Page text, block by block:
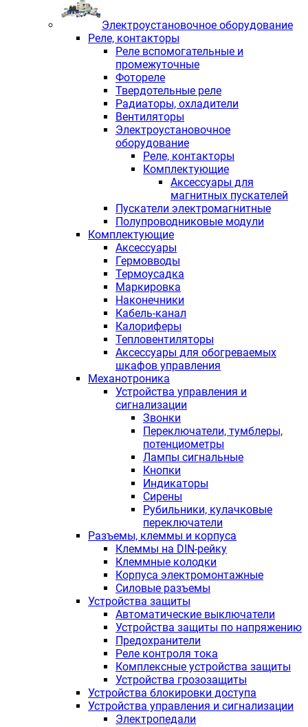
Электроустановочное оборудование
Реле, контакторы
Реле вспомогательные и
промежуточные
Фотореле
Твердотельные реле
Радиаторы, охладители
Вентиляторы
Электроустановочное
оборудование
Реле, контакторы
Комплектующие
Аксессуары для
магнитных пускателей
Пускатели электромагнитные
Полупроводниковые модули
Комплектующие
Аксессуары
Гермовводы
Термоусадка
Маркировка
Наконечники
Кабель-канал
Калориферы
Тепловентиляторы
Аксессуары для обогреваемых
шкафов управления
Механотроника
Устройства управления и
сигнализации
Звонки
Переключатели, тумблеры,
потенциометры
Лампы сигнальные
Кнопки
Индикаторы
Сирены
Рубильники, кулачковые
переключатели
Разъемы, клеммы и корпуса
Клеммы на DIN-рейку
Клеммные колодки
Корпуса электромонтажные
Силовые разъемы
Устройства защиты
Автоматические выключатели
Устройства защиты по напряжению
Предохранители
Реле контроля тока
Комплексные устройства защиты
Устройства грозозащиты
Устройства блокировки доступа
Устройства управления и сигнализации
Электропедали